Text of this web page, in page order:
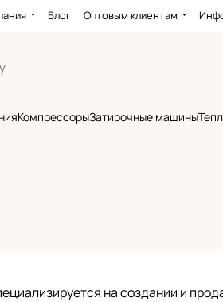
Блог Оптовым клиентам
КомпрессорыЗатирочные машины
на создании и